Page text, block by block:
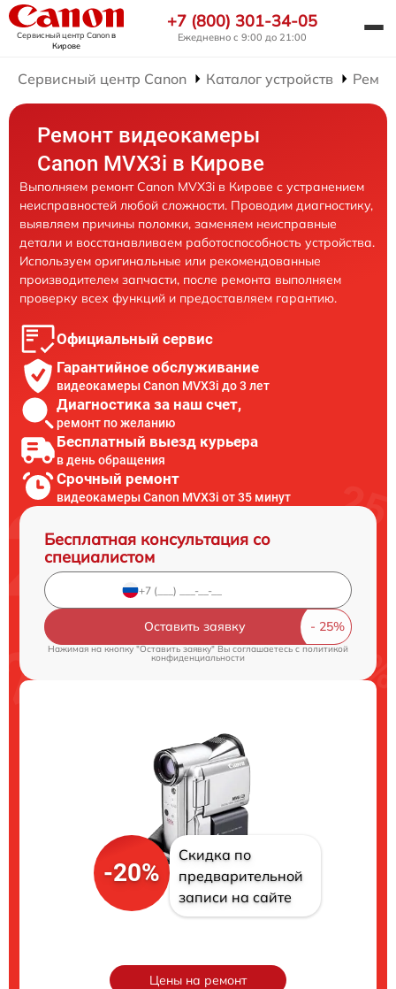
Сервисный центр Canonв
Кирове
+7 (800) 301-34-05
Ежедневно с 9:00 до 21:00
Сервисный центр Canon Каталог устройств
Ремонт видеокамеры
Canon MVX3i в Кирове
Выполняем ремонт Canon MVX3i в Кирове с устранением
неисправностей любой сложности. Проводим диагностику,
выявляем причины поломки, заменяем неисправные
детали и восстанавливаем работоспособность устройства.
Используем оригинальные или рекомендованные
производителем запчасти, после ремонта выполняем
проверку всех функций и предоставляем гарантию.
Официальный сервис
Гарантийное обслуживание
видеокамеры Canon MVX3i до 3 лет
Диагностика за наш счет,
ремонт по желанию
Бесплатный выезд курьера
в день обращения
Срочный ремонт
видеокамеры Canon MVX3i от 35 минут
Бесплатная консультация со
специалистом
Оставить заявку
Нажимая на кнопку "Оставить заявку" Вы соглашаетесь cполитикой
конфиденциальности
-20%
Скидка по
предварительной
записи на сайте
Цены на ремонт